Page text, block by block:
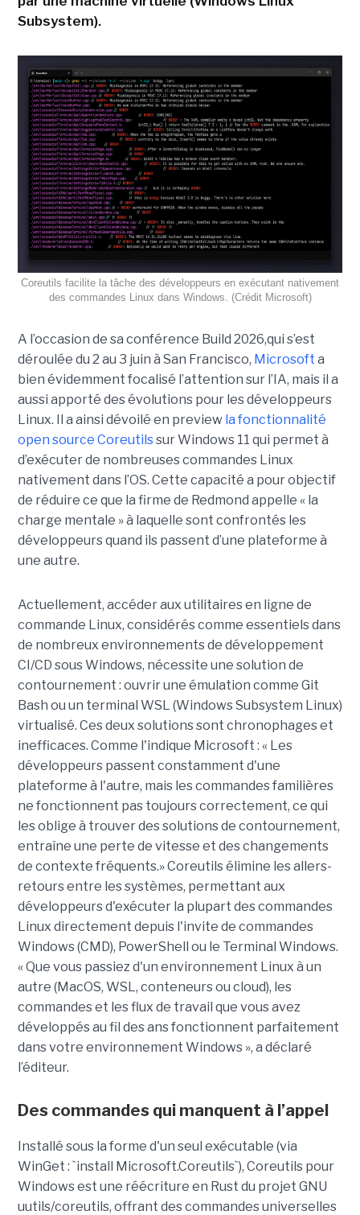
Subsystem).
Coreutils facilite la tâche des développeurs en exécutant nativement
des commandes Linux dans Windows. (Crédit Microsoft)
A l’occasion de sa conférence Build 2026,qui s’est
déroulée du 2 au 3 juin à San Francisco, Microsoft a
bien évidemment focalisé l’attention sur l’IA, mais il a
aussi apporté des évolutions pour les développeurs
Linux. Il a ainsi dévoilé en preview la fonctionnalité
open source Coreutilssur Windows 11 qui permet à
d’exécuter de nombreuses commandes Linux
nativement dans l’OS. Cette capacité a pour objectif
de réduire ce que la firme de Redmond appelle « la
charge mentale » à laquelle sont confrontés les
développeurs quand ils passent d’une plateforme à
une autre.
Actuellement, accéder aux utilitaires en ligne de
commande Linux, considérés comme essentiels dans
de nombreux environnements de développement
CI/CD sous Windows, nécessite une solution de
contournement : ouvrir une émulation comme Git
Bash ou un terminal WSL (Windows Subsystem Linux)
virtualisé. Ces deux solutions sont chronophages et
inefficaces. Comme l'indique Microsoft : « Les
développeurs passent constamment d'une
plateforme à l'autre, mais les commandes familières
ne fonctionnent pas toujours correctement, ce qui
les oblige à trouver des solutions de contournement,
entraîne une perte de vitesse et des changements
de contexte fréquents.» Coreutils élimine les allers-
retours entre les systèmes, permettant aux
développeurs d'exécuter la plupart des commandes
Linux directement depuis l'invite de commandes
Windows (CMD), PowerShell ou le Terminal Windows.
« Que vous passiez d'un environnement Linux à un
autre (MacOS, WSL, conteneurs ou cloud), les
commandes et les flux de travail que vous avez
développés au fil des ans fonctionnent parfaitement
dans votre environnement Windows », a déclaré
l’éditeur.
Des commandes qui manquent à l’appel
Installé sous la forme d'un seul exécutable (via
WinGet : `install Microsoft.Coreutils`), Coreutils pour
Windows est une réécriture en Rust du projet GNU
uutils/coreutils, offrant des commandes universelles